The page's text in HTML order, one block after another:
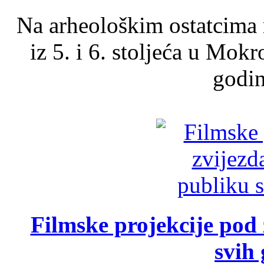
Na arheološkim
iz 5. i 6. stoljeća u
Filmske projekcije
svih